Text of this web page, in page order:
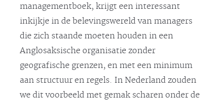
managementboek, krijgt een interessant
inkijkje in de belevingswereld van managers
die zich staande moeten houden in een
Anglosaksische organisatie zonder
geografische grenzen, en met een minimum
aan structuur en regels. In Nederland zouden
we dit voorbeeld met gemak scharen onder de